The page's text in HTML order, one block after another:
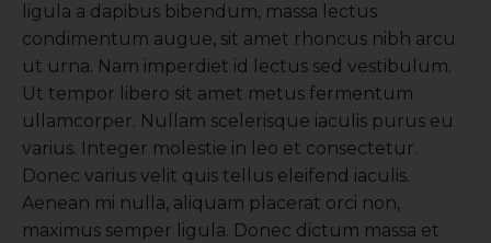
ligula a dapibus bibendum, massa lectus
condimentum augue, sit amet rhoncus nibh arcu
ut urna. Nam imperdiet id lectus sed vestibulum.
Ut tempor libero sit amet metus fermentum
ullamcorper. Nullam scelerisque iaculis purus eu
varius. Integer molestie in leo et consectetur.
Donec varius velit quis tellus eleifend iaculis.
Aenean mi nulla, aliquam placerat orci non,
maximus semper ligula. Donec dictum massa et